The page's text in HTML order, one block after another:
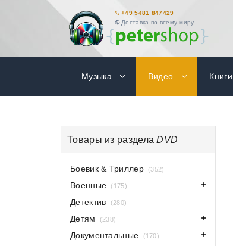
+49 5481 847429
Доставка по всему миру
Музыка Видео Книги
Товары из разделаDVD
Боевик & Триллер (352)
Военные (175)
Детектив (280)
Детям (238)
Документальные (170)